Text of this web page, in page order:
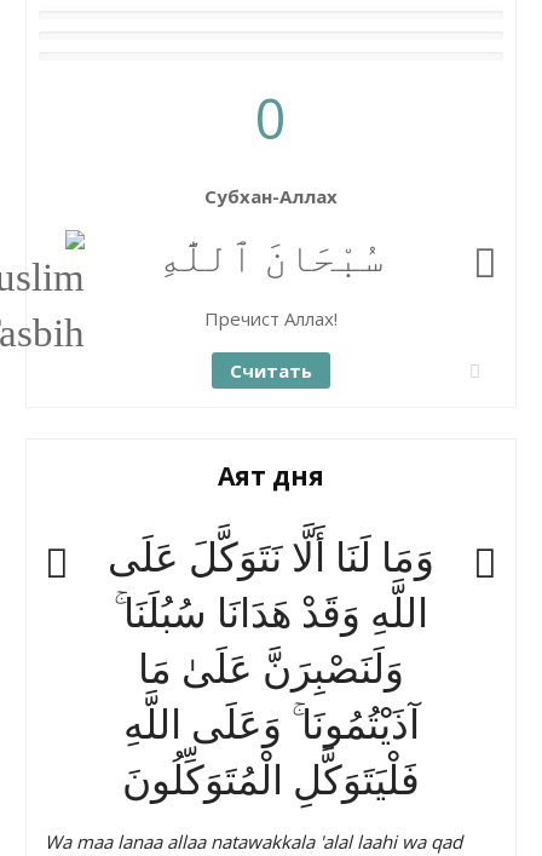
0
Субхан-Аллах
سُبْحَانَ ٱللَّٰهِ
Пречист Аллах!
Считать
Аят дня
وَمَا لَنَا أَلَّا نَتَوَكَّلَ عَلَى
اللَّهِ وَقَدْ هَدَانَا سُبُلَنَا ۚ
وَلَنَصْبِرَنَّ عَلَىٰ مَا
آذَيْتُمُونَا ۚ وَعَلَى اللَّهِ
فَلْيَتَوَكَّلِ الْمُتَوَكِّلُونَ
Wa maa lanaa allaa natawakkala 'alal laahi wa qad